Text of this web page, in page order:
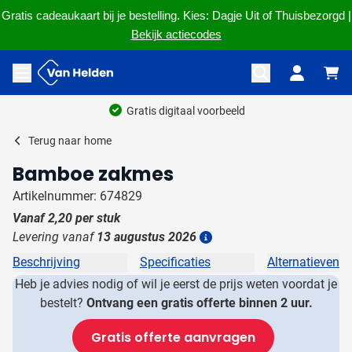
Gratis cadeaukaart bij je bestelling. Kies: Dagje Uit of Thuisbezorgd |
Bekijk actiecodes
Ga naar de inhoud
Menu openen
Gratis digitaal voorbeeld
Terug naar home
Bamboe zakmes
Artikelnummer: 674829
Vanaf2,20 per stuk
Levering vanaf 13 augustus 2026
Beschrijving Specificaties
Alternatieven
Heb je advies nodig of wil je eerst de prijs weten voordat je
bestelt? Ontvang een gratis offerte binnen 2 uur.
Gratis offerte aanvragen